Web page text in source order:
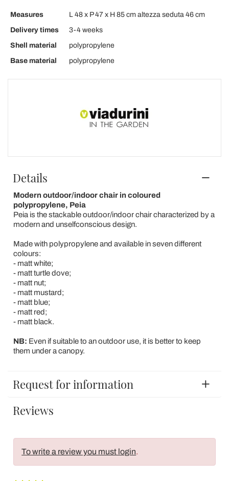
Measures
L 48 x P 47 x H 85 cm altezza seduta 46 cm
Delivery times
3-4 weeks
Shell material
polypropylene
Base material
polypropylene
Details
Modern outdoor/indoor chair in coloured
polypropylene, Peia
Peia is the stackable outdoor/indoor chair characterized by a
modern and unselfconscious design.
Made with polypropylene and available in seven different
colours:
- matt white;
- matt turtle dove;
- matt nut;
- matt mustard;
- matt blue;
- matt red;
- matt black.
NB: Even if suitable to an outdoor use, it is better to keep
them under a canopy.
Request for information
Reviews
To write a review you must login.